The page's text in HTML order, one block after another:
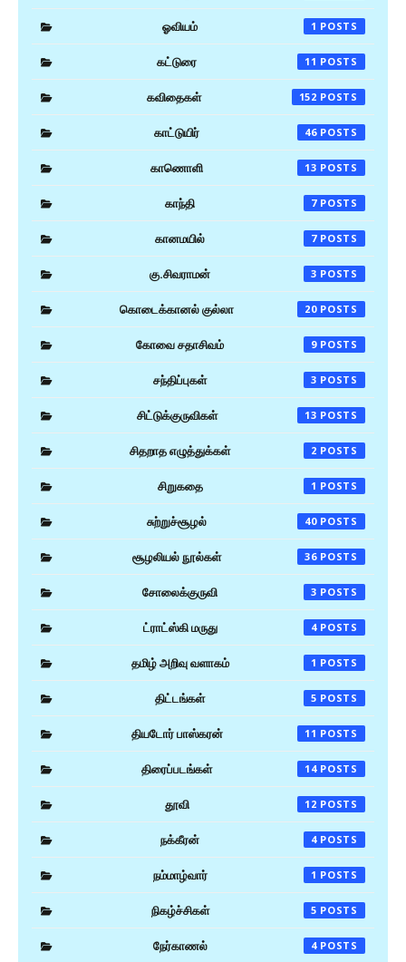
ஓவியம் 1
கட்டுரை 11
கவிதைகள் 152
காட்டுயிர் 46
காணொளி 13
காந்தி 7
கானமயில் 7
கு.சிவராமன் 3
கொடைக்கானல் குல்லா 20
கோவை சதாசிவம் 9
சந்திப்புகள் 3
சிட்டுக்குருவிகள் 13
சிதறாத எழுத்துக்கள் 2
சிறுகதை 1
சுற்றுச்சூழல் 40
சூழலியல் நூல்கள் 36
சோலைக்குருவி 3
ட்ராட்ஸ்கி மருது 4
தமிழ் அறிவு வளாகம் 1
திட்டங்கள் 5
தியடோர் பாஸ்கரன் 11
திரைப்படங்கள் 14
தூவி 12
நக்கீரன் 4
நம்மாழ்வார் 1
நிகழ்ச்சிகள் 5
நேர்காணல் 4